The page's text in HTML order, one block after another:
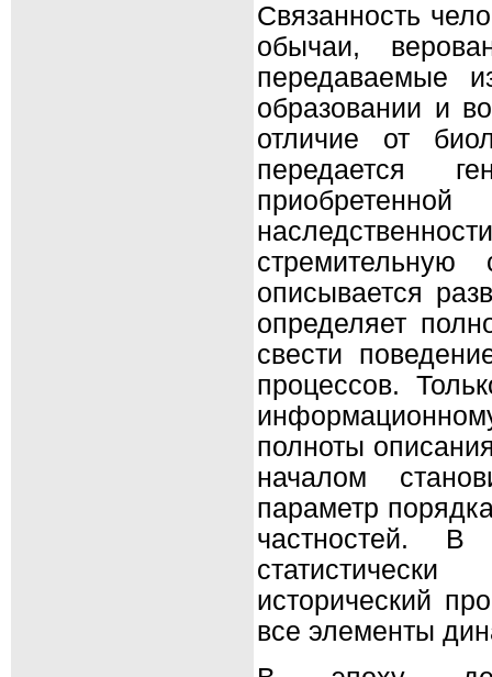
Связанность
обычаи,
передаваемые
образовании и
отличие от
передается
описывается
определяет
свести
процессов.
полноты
началом
параметр
частностей.
исторический
все элементы